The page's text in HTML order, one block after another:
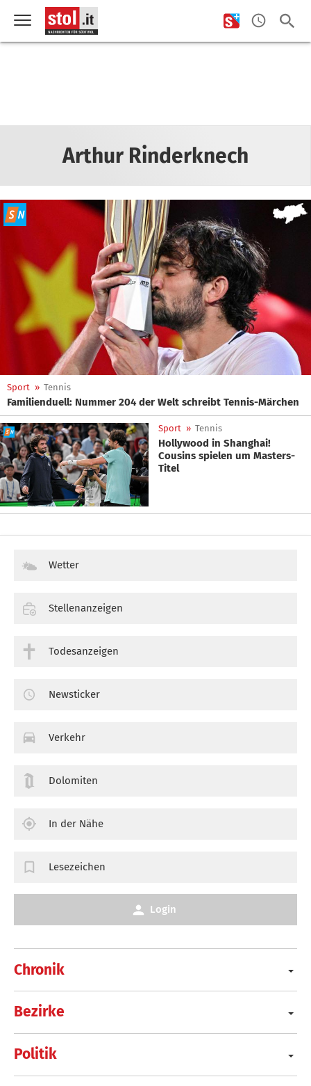
Arthur Rinderknech
Sport » Tennis
Familienduell: Nummer 204 der Welt schreibt Tennis-Märchen
Sport » Tennis
Hollywood in Shanghai!
Cousins spielen um Masters-
Titel
Chronik
Bezirke
Politik
Wetter
Stellenanzeigen
Todesanzeigen
Newsticker
Verkehr
Dolomiten
In der Nähe
Lesezeichen
Login